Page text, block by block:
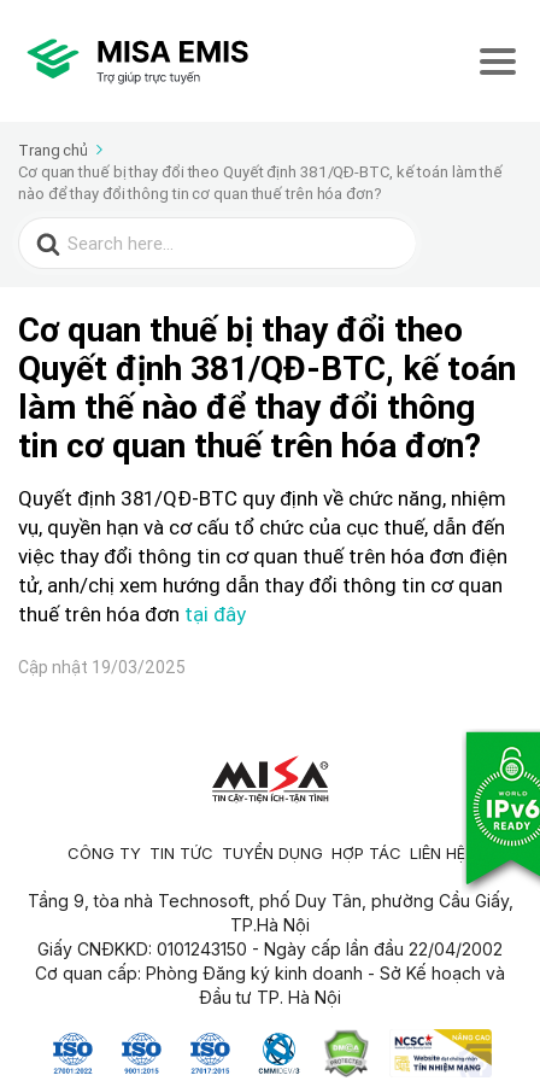
Trang chủ
Cơ quan thuế bị thay đổi theo Quyết định 381/QĐ-BTC, kế toán làm thế
nào để thay đổi thông tin cơ quan thuế trên hóa đơn?
Search
for:
Cơ quan thuế bị thay đổi theo
Quyết định 381/QĐ-BTC, kế toán
làm thế nào để thay đổi thông
tin cơ quan thuế trên hóa đơn?
Quyết định 381/QĐ-BTC quy định về chức năng, nhiệm
vụ, quyền hạn và cơ cấu tổ chức của cục thuế, dẫn đến
việc thay đổi thông tin cơ quan thuế trên hóa đơn điện
tử, anh/chị xem hướng dẫn thay đổi thông tin cơ quan
thuế trên hóa đơn tại đây
Cập nhật 19/03/2025
CÔNG TY TIN TỨC TUYỂN DỤNG HỢP TÁC LIÊN HỆ
Tầng 9, tòa nhà Technosoft, phố Duy Tân, phường Cầu Giấy,
TP.Hà Nội
Giấy CNĐKKD: 0101243150 - Ngày cấp lần đầu 22/04/2002
Cơ quan cấp: Phòng Đăng ký kinh doanh - Sở Kế hoạch và
Đầu tư TP. Hà Nội